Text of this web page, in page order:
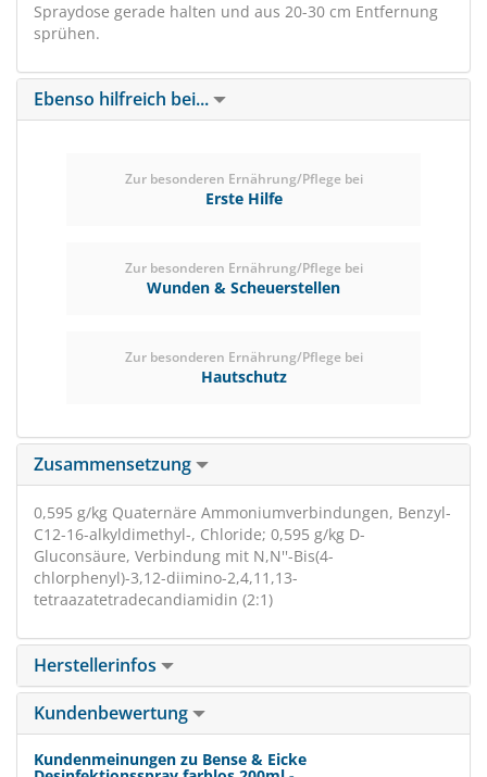
Spraydose gerade halten und aus 20-30 cm Entfernung
sprühen.
Ebenso hilfreich bei...
Zur besonderen Ernährung/Pflege bei
Erste Hilfe
Zur besonderen Ernährung/Pflege bei
Wunden & Scheuerstellen
Zur besonderen Ernährung/Pflege bei
Hautschutz
Zusammensetzung
0,595 g/kg Quaternäre Ammoniumverbindungen, Benzyl-
C12-16-alkyldimethyl-, Chloride; 0,595 g/kg D-
Gluconsäure, Verbindung mit N,N''-Bis(4-
chlorphenyl)-3,12-diimino-2,4,11,13-
tetraazatetradecandiamidin (2:1)
Herstellerinfos
Kundenbewertung
Kundenmeinungen zu Bense & Eicke